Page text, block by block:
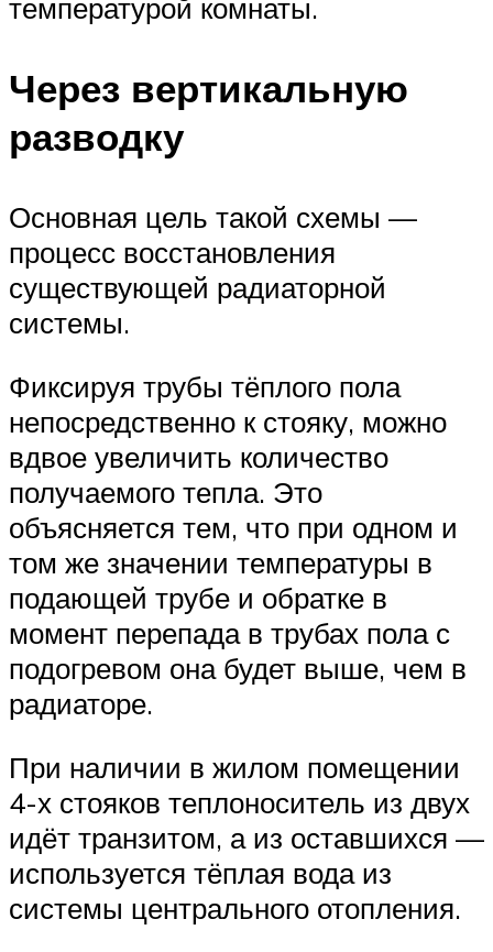
температурой комнаты.
Через вертикальную
разводку
Основная цель такой схемы —
процесс восстановления
существующей радиаторной
системы.
Фиксируя трубы тёплого пола
непосредственно к стояку, можно
вдвое увеличить количество
получаемого тепла. Это
объясняется тем, что при одном и
том же значении температуры в
подающей трубе и обратке в
момент перепада в трубах пола с
подогревом она будет выше, чем в
радиаторе.
При наличии в жилом помещении
4-х стояков теплоноситель из двух
идёт транзитом, а из оставшихся —
используется тёплая вода из
системы центрального отопления.